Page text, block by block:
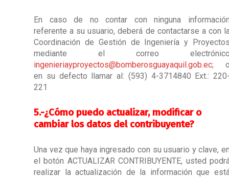
En caso de no contar con ninguna
referente a su usuario, deberá de contactarse a con
Coordinación de Gestión de Ingeniería y
mediante el correo
ingenieriayproyectos@bomberosguayaquil.gob.ec;
en su defecto llamar al: (593) 4-3714840 Ext.:
221
5.-¿Cómo puedo actualizar, modificar o
cambiar los datos del contribuyente?
Una vez que haya ingresado con su usuario y clave,
el botón ACTUALIZAR CONTRIBUYENTE, usted
realizar la actualización de la información que